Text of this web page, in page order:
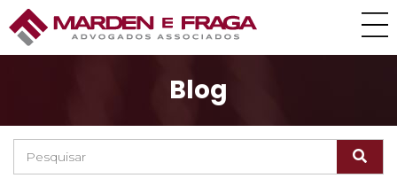
Blog